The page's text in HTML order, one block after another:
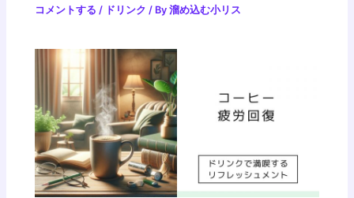
コメントする / ドリンク / By溜め込む小リス